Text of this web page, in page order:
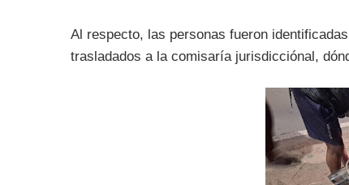
Al respecto, las personas fueron
trasladados a la comisaría jurisdicciónal,